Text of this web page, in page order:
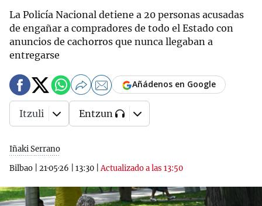
La Policía Nacional detiene a 20 personas acusadas
de engañar a compradores de todo el Estado con
anuncios de cachorros que nunca llegaban a
entregarse
Iñaki Serrano
Bilbao
21·05·26 13:30 |Actualizado a las 13:50
Añádenos en Google
Itzuli Entzun